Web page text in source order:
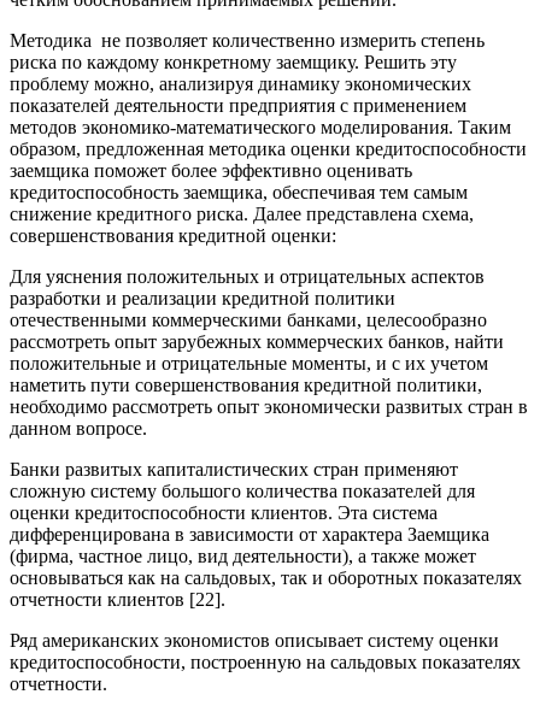
Методика не позволяет количественно измерить степень
риска по каждому конкретному заемщику. Решить эту
проблему можно, анализируя динамику экономических
показателей деятельности предприятия с применением
методов экономико-математического моделирования. Таким
образом, предложенная методика оценки кредитоспособности
заемщика поможет более эффективно оценивать
кредитоспособность заемщика, обеспечивая тем самым
снижение кредитного риска. Далее представлена схема,
совершенствования кредитной оценки:
Для уяснения положительных и отрицательных аспектов
разработки и реализации кредитной политики
отечественными коммерческими банками, целесообразно
рассмотреть опыт зарубежных коммерческих банков, найти
положительные и отрицательные моменты, и с их учетом
наметить пути совершенствования кредитной политики,
необходимо рассмотреть опыт экономически развитых стран в
данном вопросе.
Банки развитых капиталистических стран применяют
сложную систему большого количества показателей для
оценки кредитоспособности клиентов. Эта система
дифференцирована в зависимости от характера Заемщика
(фирма, частное лицо, вид деятельности), а также может
основываться как на сальдовых, так и оборотных показателях
отчетности клиентов [22].
Ряд американских экономистов описывает систему оценки
кредитоспособности, построенную на сальдовых показателях
отчетности.